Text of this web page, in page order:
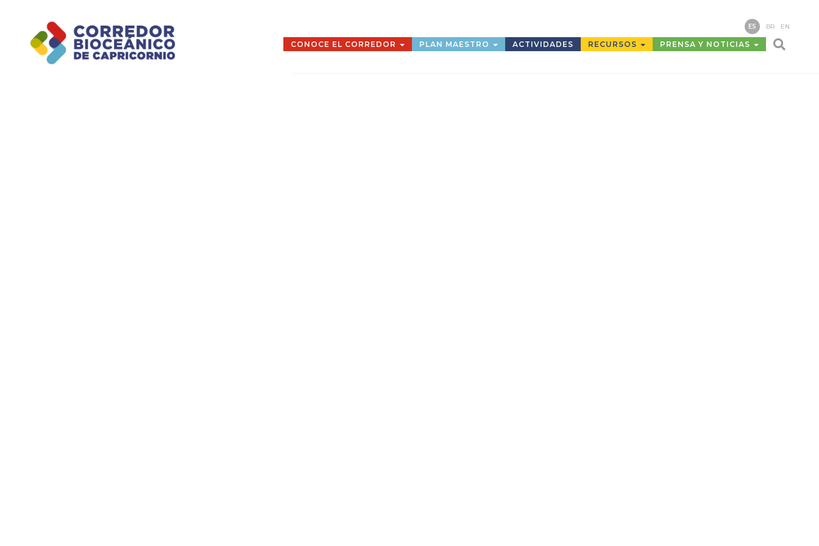
ES BR EN
CONOCE EL CORREDOR PLAN MAESTRO ACTIVIDADES RECURSOS PRENSA Y NOTICIAS